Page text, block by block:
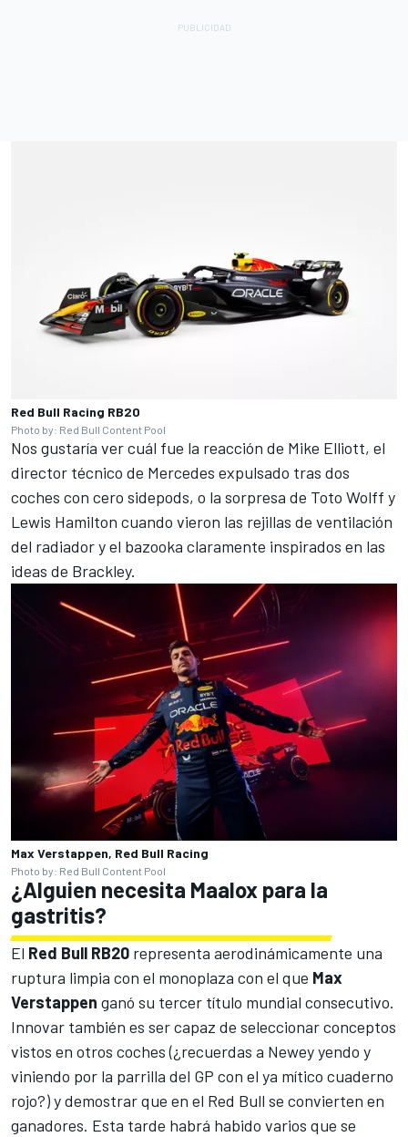
Red Bull Racing RB20
Photo by: Red Bull Content Pool
Nos gustaría ver cuál fue la reacción de Mike Elliott, el
director técnico de Mercedes expulsado tras dos
coches con cero sidepods, o la sorpresa de Toto Wolff y
Lewis Hamilton cuando vieron las rejillas de ventilación
del radiador y el bazooka claramente inspirados en las
ideas de Brackley.
Max Verstappen, Red Bull Racing
Photo by: Red Bull Content Pool
¿Alguien necesita Maalox para la
gastritis?
El Red Bull RB20 representa aerodinámicamente una
ruptura limpia con el monoplaza con el que Max
Verstappen ganó su tercer título mundial consecutivo.
Innovar también es ser capaz de seleccionar conceptos
vistos en otros coches (¿recuerdas a Newey yendo y
viniendo por la parrilla del GP con el ya mítico cuaderno
rojo?) y demostrar que en el Red Bull se convierten en
ganadores. Esta tarde habrá habido varios que se